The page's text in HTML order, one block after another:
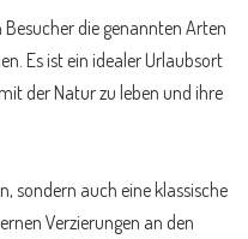
die genannten Arten
Es ist ein idealer Urlaubsort
der Natur zu leben und ihre
sondern auch eine klassische
Verzierungen an den